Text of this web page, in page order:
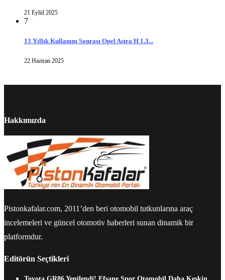
21 Eylül 2025
7
13 Yıllık Kullanım Sonrası Opel Astra H 1.3...
22 Haziran 2025
Hakkımızda
Pistonkafalar.com, 2011’den beri otomobil tutkunlarına araç
incelemeleri ve güncel otomotiv haberleri sunan dinamik bir
platformdur.
Editörün Seçtikleri